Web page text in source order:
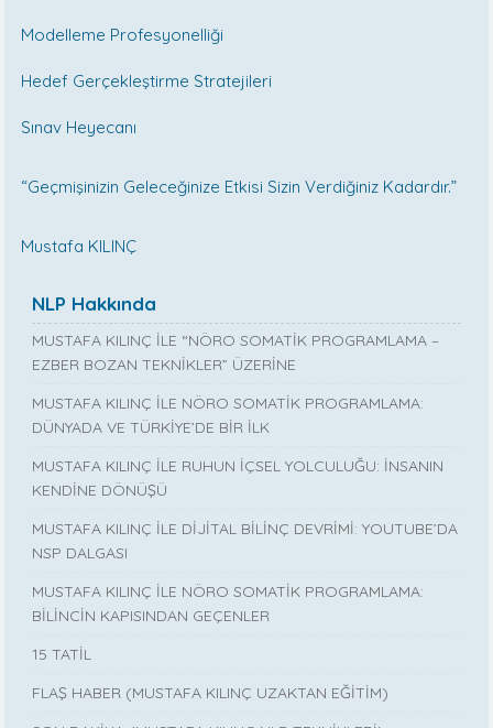
Modelleme Profesyonelliği
Hedef Gerçekleştirme Stratejileri
Sınav Heyecanı
“Geçmişinizin Geleceğinize Etkisi Sizin Verdiğiniz Kadardır.”
Mustafa KILINÇ
NLP Hakkında
MUSTAFA KILINÇ İLE “NÖRO SOMATİK PROGRAMLAMA –
EZBER BOZAN TEKNİKLER” ÜZERİNE
MUSTAFA KILINÇ İLE NÖRO SOMATİK PROGRAMLAMA:
DÜNYADA VE TÜRKİYE’DE BİR İLK
MUSTAFA KILINÇ İLE RUHUN İÇSEL YOLCULUĞU: İNSANIN
KENDİNE DÖNÜŞÜ
MUSTAFA KILINÇ İLE DİJİTAL BİLİNÇ DEVRİMİ: YOUTUBE’DA
NSP DALGASI
MUSTAFA KILINÇ İLE NÖRO SOMATİK PROGRAMLAMA:
BİLİNCİN KAPISINDAN GEÇENLER
15 TATİL
FLAŞ HABER (MUSTAFA KILINÇ UZAKTAN EĞİTİM)